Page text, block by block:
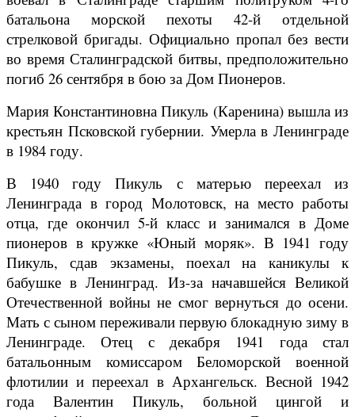
батальона морской пехоты 42-й отдельной
стрелковой бригады. Официально пропал без вести
во время Сталинградской битвы, предположительно
погиб 26 сентября в бою за Дом Пионеров.
Мария Константиновна Пикуль (Каренина) вышла из
крестьян Псковской губернии. Умерла в Ленинграде
в 1984 году.
В 1940 году Пикуль с матерью переехал из
Ленинграда в город Молотовск, на место работы
отца, где окончил 5-й класс и занимался в Доме
пионеров в кружке «Юный моряк». В 1941 году
Пикуль, сдав экзамены, поехал на каникулы к
бабушке в Ленинград. Из-за начавшейся Великой
Отечественной войны не смог вернуться до осени.
Мать с сыном переживали первую блокадную зиму в
Ленинграде. Отец с декабря 1941 года стал
батальонным комиссаром Беломорской военной
флотилии и переехал в Архангельск. Весной 1942
года Валентин Пикуль, больной цингой и